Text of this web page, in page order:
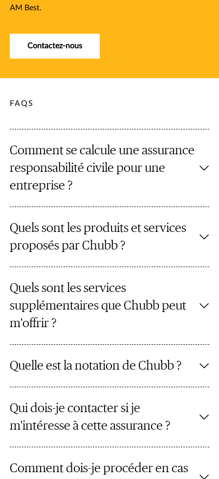
AM Best.​
Contactez-nous
FAQS
Comment se calcule une assurance
responsabilité civile pour une
entreprise ?
Quels sont les produits et services
proposés par Chubb ?
Quels sont les services
supplémentaires que Chubb peut
m'offrir ?
Quelle est la notation de Chubb ?
Qui dois-je contacter si je
m'intéresse à cette assurance ?
Comment dois-je procéder en cas